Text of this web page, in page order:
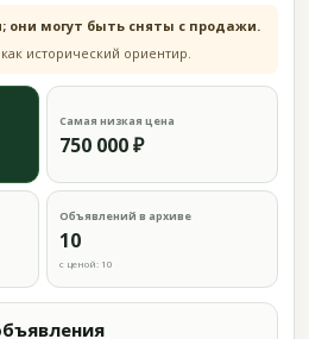
они могут быть сняты с продажи.
исторический ориентир.
Самая низкая цена
750 000 ₽
Объявлений в архиве
10
с ценой: 10